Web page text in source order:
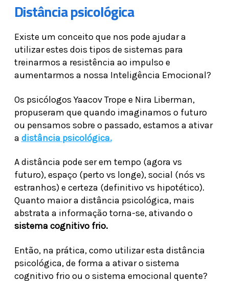
Distância psicológica
Existe um conceito que nos pode ajudar a
utilizar estes dois tipos de sistemas para
treinarmos a resistência ao impulso e
aumentarmos a nossa Inteligência Emocional?
Os psicólogos Yaacov Trope e Nira Liberman,
propuseram que quando imaginamos o futuro
ou pensamos sobre o passado, estamos a ativar
a distância psicológica.
A distância pode ser em tempo (agora vs
futuro), espaço (perto vs longe), social (nós vs
estranhos) e certeza (definitivo vs hipotético).
Quanto maior a distância psicológica, mais
abstrata a informação torna-se, ativando o
sistema cognitivo frio.
Então, na prática, como utilizar esta distância
psicológica, de forma a ativar o sistema
cognitivo frio ou o sistema emocional quente?